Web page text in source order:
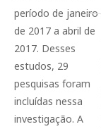
período de janeiro
de 2017 a abril de
2017. Desses
estudos, 29
pesquisas foram
incluídas nessa
investigação. A